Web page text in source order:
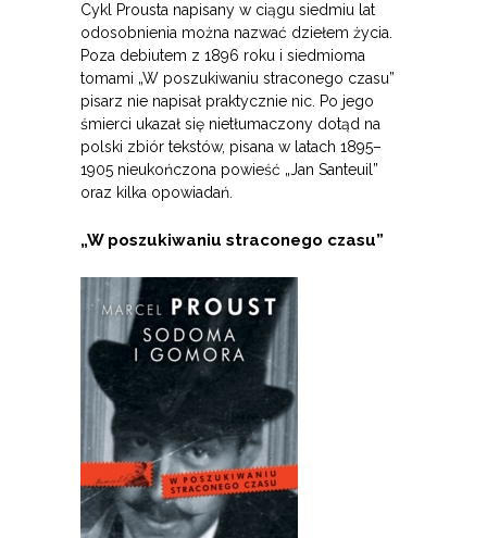
Cykl Prousta napisany w ciągu siedmiu lat
odosobnienia można nazwać dziełem życia.
Poza debiutem z 1896 roku i siedmioma
tomami „W poszukiwaniu straconego czasu”
pisarz nie napisał praktycznie nic. Po jego
śmierci ukazał się nietłumaczony dotąd na
polski zbiór tekstów, pisana w latach 1895–
1905 nieukończona powieść „Jan Santeuil”
oraz kilka opowiadań.
„W poszukiwaniu straconego czasu”